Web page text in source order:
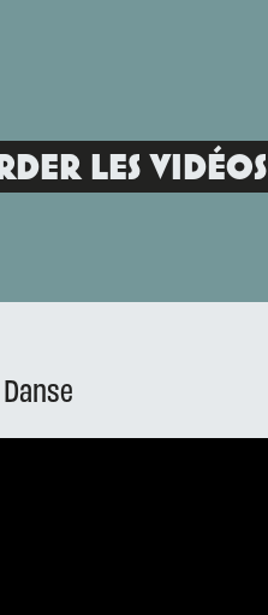
LES VIDÉOS
Danse